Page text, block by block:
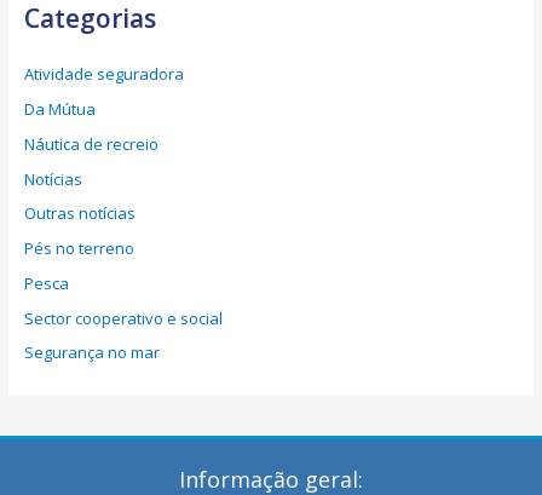
Categorias
Atividade seguradora
Da Mútua
Náutica de recreio
Notícias
Outras notícias
Pés no terreno
Pesca
Sector cooperativo e social
Segurança no mar
Informação geral: